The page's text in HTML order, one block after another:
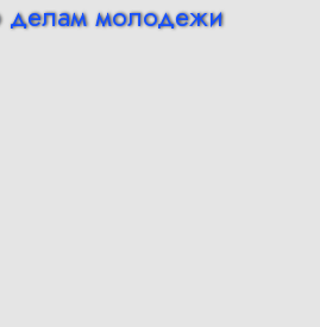
делам молодежи